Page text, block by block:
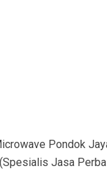
Pondok
(Spesialis Jasa